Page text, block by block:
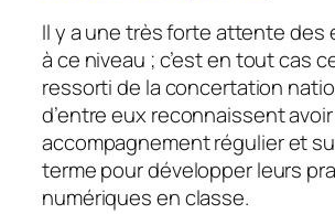
Il y a une très forte attente des
à ce niveau ; c’est en tout cas
ressorti de la concertation
d’entre eux reconnaissent
accompagnement régulier et
terme pour développer leurs
numériques en classe.